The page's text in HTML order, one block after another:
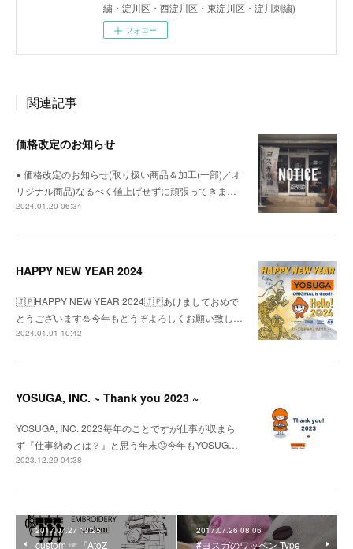
繍・淀川区・西淀川区・東淀川区・淀川刺繍)
フォロー
関連記事
価格改定のお知らせ
● 価格改定のお知らせ(取り扱い商品＆加工(一部)／オ
リジナル商品)なるべく値上げせずに頑張ってきま…
2024.01.20 06:34
HAPPY NEW YEAR 2024
🇯🇵HAPPY NEW YEAR 2024🇯🇵あけましておめで
とうございます🎍今年もどうぞよろしくお願い致し…
2024.01.01 10:42
YOSUGA, INC. ~ Thank you 2023 ~
YOSUGA, INC. 2023毎年のことですが仕事が収まら
ず『仕事納めとは？』と思う年末🙄今年もYOSUG…
2023.12.29 04:38
2017.07.27 13:25
custom ☞『AtoZ
2017.07.26 08:06
#ヨスガのワッペン Type